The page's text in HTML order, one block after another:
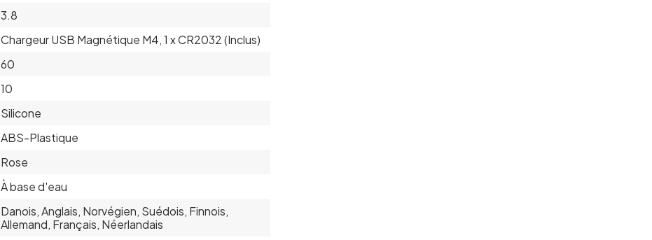
3.8
Chargeur USB Magnétique M4, 1 x CR2032 (Inclus)
60
10
Silicone
ABS-Plastique
Rose
À base d'eau
Danois, Anglais, Norvégien, Suédois, Finnois,
Allemand, Français, Néerlandais